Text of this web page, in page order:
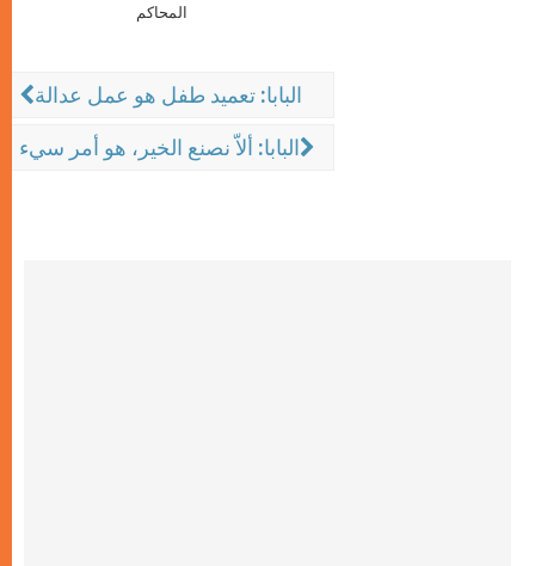
المحاكم
البابا: تعميد طفل هو عمل عدالة
البابا: ألاّ نصنع الخير، هو أمر سيء